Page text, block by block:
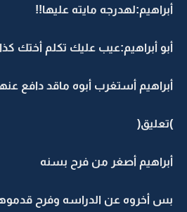
أبراهيم:لهدرجه مايته عليها!!
أبو أبراهيم:عيب عليك تكلم أختك كذا
أبراهيم أستغرب أبوه ماقد دافع
)تعليق(
أبراهيم أصغر من فرح بسنه
بس أخروه عن الدراسه وفرح